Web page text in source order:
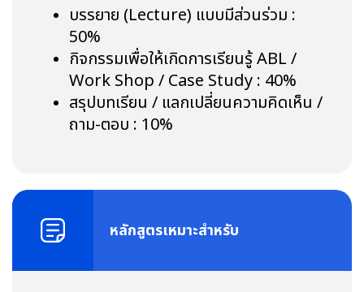
บรรยาย (Lecture) แบบมีส่วนร่วม :
50%
กิจกรรมเพื่อให้เกิดการเรียนรู้ ABL /
Work Shop / Case Study : 40%
สรุปบทเรียน / แลกเปลี่ยนความคิดเห็น /
ถาม-ตอบ : 10%
หลักสูตรเหมาะสำหรับ